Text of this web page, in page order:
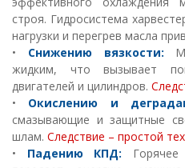
строя. Гидросистема
нагрузки и перегрев масла
• Снижению вязкости:
жидким, что вызывает
двигателей и цилиндров.
• Окислению и
смазывающие и защитные
шлам. Следствие – простой
• Падению КПД: